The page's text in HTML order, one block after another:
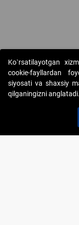
Copyright © 2017-
AJ. Barcha huquqlar
Ko`rsatilayotgan
cookie-fayllardan
siyosati va shaxsiy
qilganingizni anglatadi.